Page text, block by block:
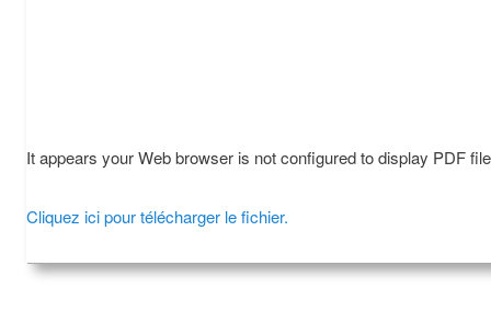
It appears your Web browser is not configured to display PDF
Cliquez ici pour télécharger le fichier.